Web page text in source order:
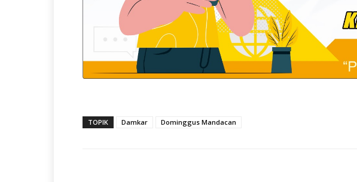
TOPIK Damkar Dominggus Mandacan